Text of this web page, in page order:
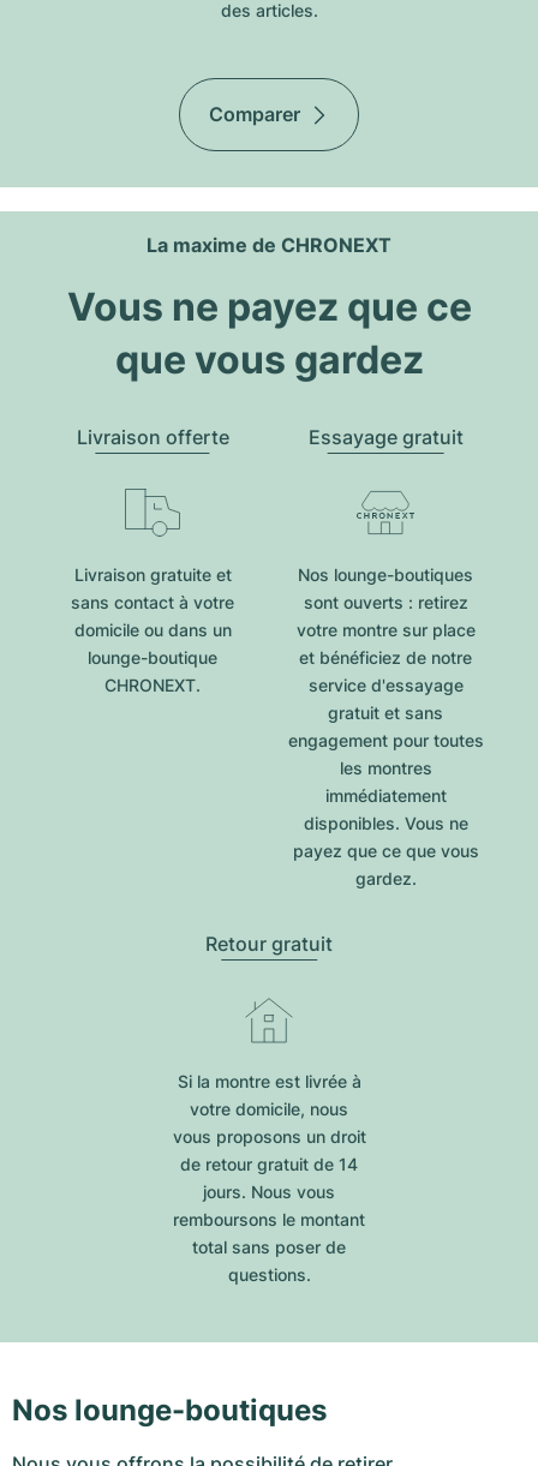
des articles.
Comparer
La maxime de CHRONEXT
Vous ne payez que ce
que vous gardez
Livraison offerte
Livraison gratuite et
sans contact à votre
domicile ou dans un
lounge-boutique
CHRONEXT.
Essayage gratuit
Nos lounge-boutiques
sont ouverts : retirez
votre montre sur place
et bénéficiez de notre
service d'essayage
gratuit et sans
engagement pour toutes
les montres
immédiatement
disponibles. Vous ne
payez que ce que vous
gardez.
Retour gratuit
Si la montre est livrée à
votre domicile, nous
vous proposons un droit
de retour gratuit de 14
jours. Nous vous
remboursons le montant
total sans poser de
questions.
Nos lounge-boutiques